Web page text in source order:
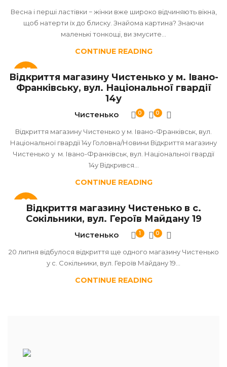
Весна і перші ластівки − жінки вже широко відчиняють вікна,
щоб натерти їх до блиску. Знайома картина? Знаючи
маленькі тонкощі, ви змусите...
CONTINUE READING
03
ЛИП
Відкриття магазину Чистенько у м. Івано-
Франківську, вул. Національної гвардії
14у
Чистенько 0 0
Відкриття магазину Чистенько у м. Івано-Франківськ, вул.
Національної гвардії 14у Головна/Новини Відкриття магазину
Чистенько у м. Івано-Франківськ, вул. Національної гвардії
14у Відкрився...
CONTINUE READING
20
ЛИП
Відкриття магазину Чистенько в с.
Сокільники, вул. Героїв Майдану 19
Чистенько 1 0
20 липня відбулося відкриття ще одного магазину Чистенько
у с. Сокільники, вул. Героїв Майдану 19…
CONTINUE READING